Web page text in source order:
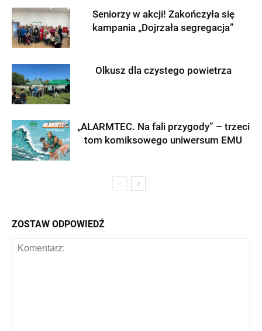
Seniorzy w akcji! Zakończyła się
kampania „Dojrzała segregacja”
Olkusz dla czystego powietrza
„ALARMTEC. Na fali przygody” – trzeci
tom komiksowego uniwersum EMU
ZOSTAW ODPOWIEDŹ